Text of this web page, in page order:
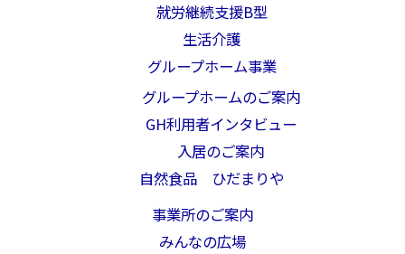
就労継続支援B型
生活介護
グループホーム事業
グループホームのご案内
GH利用者インタビュー
入居のご案内
自然食品 ひだまりや
事業所のご案内
みんなの広場